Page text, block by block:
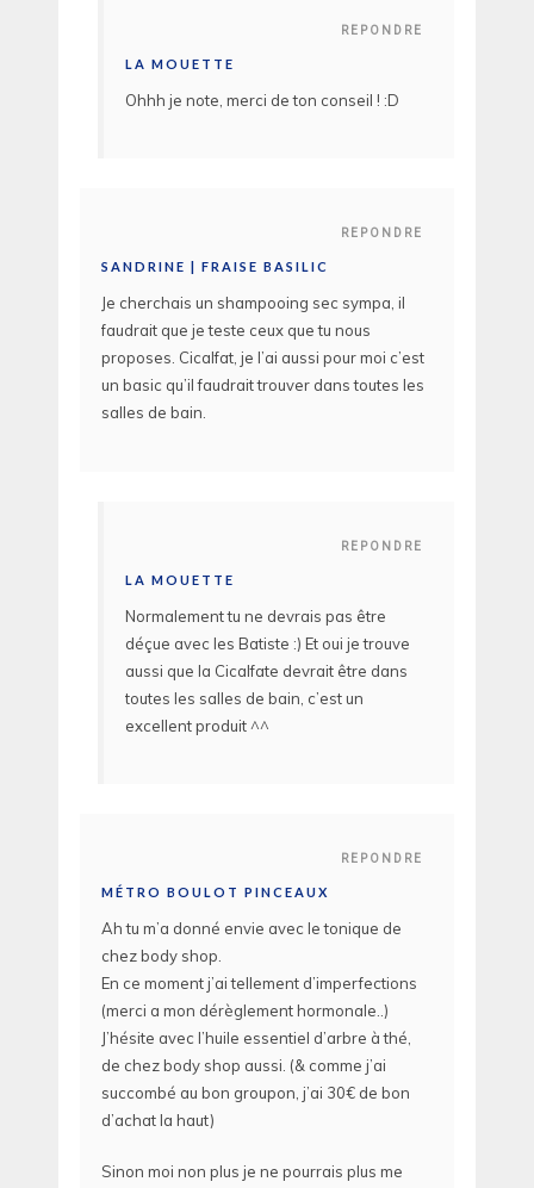
REPONDRE
LA MOUETTE
Ohhh je note, merci de ton conseil ! :D
REPONDRE
SANDRINE | FRAISE BASILIC
Je cherchais un shampooing sec sympa, il
faudrait que je teste ceux que tu nous
proposes. Cicalfat, je l’ai aussi pour moi c’est
un basic qu’il faudrait trouver dans toutes les
salles de bain.
REPONDRE
LA MOUETTE
Normalement tu ne devrais pas être
déçue avec les Batiste :) Et oui je trouve
aussi que la Cicalfate devrait être dans
toutes les salles de bain, c’est un
excellent produit ^^
REPONDRE
MÉTRO BOULOT PINCEAUX
Ah tu m’a donné envie avec le tonique de
chez body shop.
En ce moment j’ai tellement d’imperfections
(merci a mon dérèglement hormonale..)
J’hésite avec l’huile essentiel d’arbre à thé,
de chez body shop aussi. (& comme j’ai
succombé au bon groupon, j’ai 30€ de bon
d’achat la haut)
Sinon moi non plus je ne pourrais plus me